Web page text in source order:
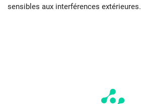
sensibles aux interférences extérieures.